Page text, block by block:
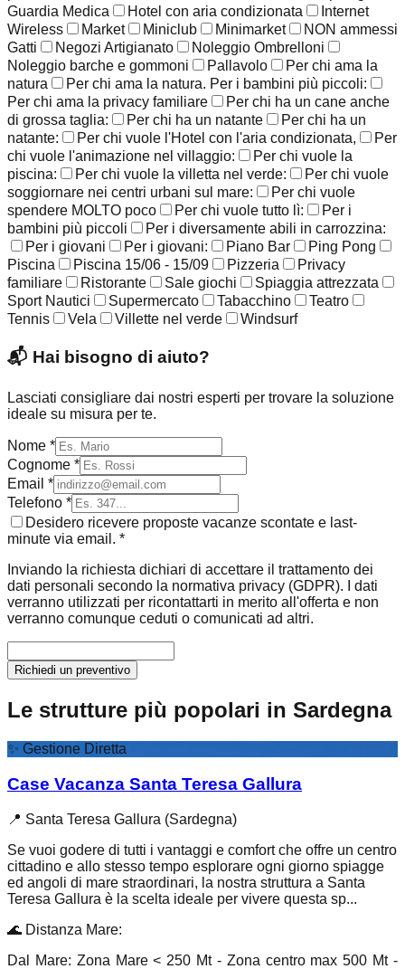
Guardia Medica
Hotel con aria condizionata
Internet
Wireless
Market Miniclub Minimarket
NON ammessi
Gatti
Negozi Artigianato
Noleggio Ombrelloni
Noleggio barche e gommoni
Pallavolo
Per chi ama la
natura
Per chi ama la natura. Per i bambini più piccoli:
Per chi ama la privacy familiare
Per chi ha un cane anche
di grossa taglia:
Per chi ha un natante
Per chi ha un
natante:
Per chi vuole l'Hotel con l'aria condizionata,
Per
chi vuole l'animazione nel villaggio:
Per chi vuole la
piscina:
Per chi vuole la villetta nel verde:
Per chi vuole
soggiornare nei centri urbani sul mare:
Per chi vuole
spendere MOLTO poco
Per chi vuole tutto lì:
Per i
bambini più piccoli
Per i diversamente abili in carrozzina:
Per i giovani
Per i giovani: Piano Bar
Ping Pong
Piscina
Piscina 15/06 - 15/09 Pizzeria
Privacy
familiare
Ristorante Sale giochi
Spiaggia attrezzata
Sport Nautici
Supermercato Tabacchino
Teatro
Tennis
Vela Villette nel verde Windsurf
📬 Hai bisogno di aiuto?
Lasciati consigliare dai nostri esperti per trovare la soluzione
ideale su misura per te.
Nome *
Cognome *
Email *
Telefono *
Desidero ricevere proposte vacanze scontate e last-
minute via email. *
Inviando la richiesta dichiari di accettare il trattamento dei
dati personali secondo la normativa privacy (GDPR). I dati
verranno utilizzati per ricontattarti in merito all'offerta e non
verranno comunque ceduti o comunicati ad altri.
Richiedi un preventivo
Le strutture più popolari in Sardegna
✨ Gestione Diretta
Case Vacanza Santa Teresa Gallura
📍 Santa Teresa Gallura (Sardegna)
Se vuoi godere di tutti i vantaggi e comfort che offre un centro
cittadino e allo stesso tempo esplorare ogni giorno spiagge
ed angoli di mare straordinari, la nostra struttura a Santa
Teresa Gallura è la scelta ideale per vivere questa sp...
🌊 Distanza Mare:
Dal Mare: Zona Mare < 250 Mt - Zona centro max 500 Mt -